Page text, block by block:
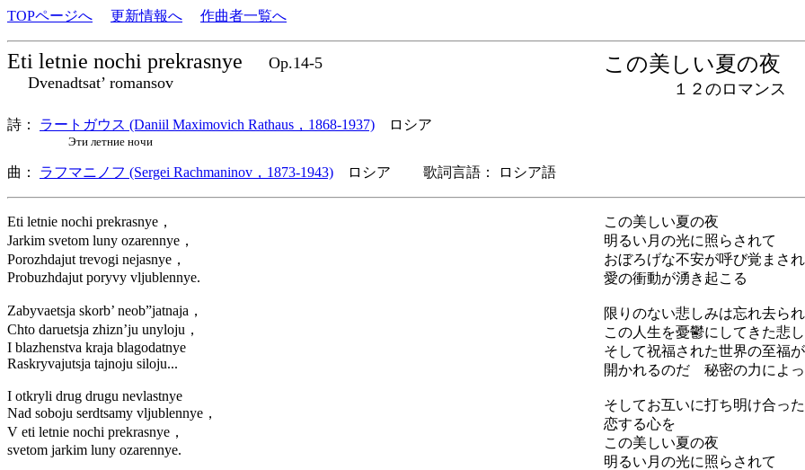
TOPページへ 更新情報へ 作曲者一覧へ
Eti letnie nochi prekrasnye
Op.14-5
Dvenadtsat’ romansov
この美しい夏の夜
１２のロマンス
詩： ラートガウス (Daniil Maximovich Rathaus，1868-1937) ロシア
Эти летние ночи
曲： ラフマニノフ (Sergei Rachmaninov，1873-1943) ロシア 歌詞言語： ロシア語
Eti letnie nochi prekrasnye，
Jarkim svetom luny ozarennye，
Porozhdajut trevogi nejasnye，
Probuzhdajut poryvy vljublennye.
Zabyvaetsja skorb’ neob”jatnaja，
Chto daruetsja zhizn’ju unyloju，
I blazhenstva kraja blagodatnye
Raskryvajutsja tajnoju siloju...
I otkryli drug drugu nevlastnye
Nad soboju serdtsamy vljublennye，
V eti letnie nochi prekrasnye，
svetom jarkim luny ozarennye.
この美しい夏の夜
明るい月の光に照らされて
おぼろげな不安が呼び覚まされ
愛の衝動が湧き起こる
限りのない悲しみは忘れ去ら
この人生を憂鬱にしてきた悲
そして祝福された世界の至福が
開かれるのだ 秘密の力によ
そしてお互いに打ち明け合っ
恋する心を
この美しい夏の夜
明るい月の光に照らされて